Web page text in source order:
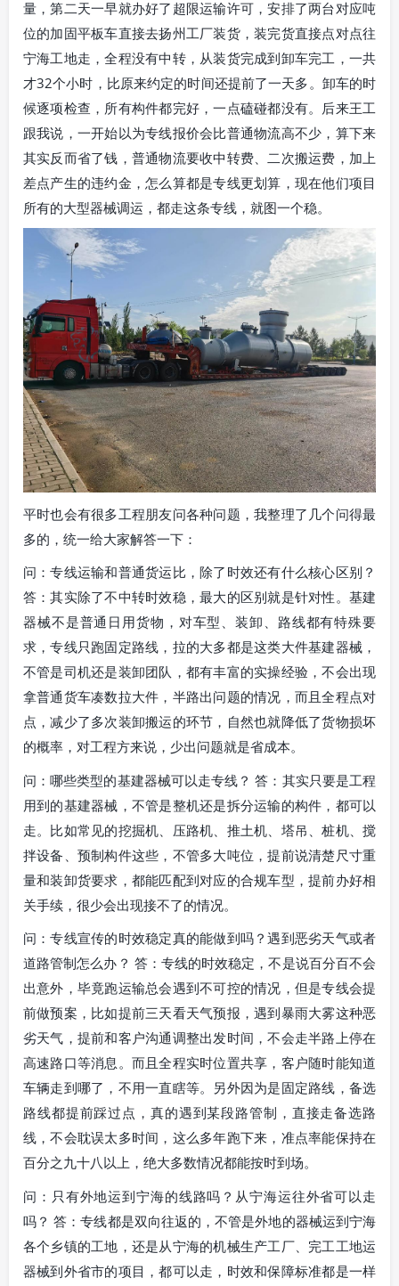
量，第二天一早就办好了超限运输许可，安排了两台对应吨
位的加固平板车直接去扬州工厂装货，装完货直接点对点往
宁海工地走，全程没有中转，从装货完成到卸车完工，一共
才32个小时，比原来约定的时间还提前了一天多。卸车的时
候逐项检查，所有构件都完好，一点磕碰都没有。后来王工
跟我说，一开始以为专线报价会比普通物流高不少，算下来
其实反而省了钱，普通物流要收中转费、二次搬运费，加上
差点产生的违约金，怎么算都是专线更划算，现在他们项目
所有的大型器械调运，都走这条专线，就图一个稳。
平时也会有很多工程朋友问各种问题，我整理了几个问得最
多的，统一给大家解答一下：
问：专线运输和普通货运比，除了时效还有什么核心区别？
答：其实除了不中转时效稳，最大的区别就是针对性。基建
器械不是普通日用货物，对车型、装卸、路线都有特殊要
求，专线只跑固定路线，拉的大多都是这类大件基建器械，
不管是司机还是装卸团队，都有丰富的实操经验，不会出现
拿普通货车凑数拉大件，半路出问题的情况，而且全程点对
点，减少了多次装卸搬运的环节，自然也就降低了货物损坏
的概率，对工程方来说，少出问题就是省成本。
问：哪些类型的基建器械可以走专线？ 答：其实只要是工程
用到的基建器械，不管是整机还是拆分运输的构件，都可以
走。比如常见的挖掘机、压路机、推土机、塔吊、桩机、搅
拌设备、预制构件这些，不管多大吨位，提前说清楚尺寸重
量和装卸货要求，都能匹配到对应的合规车型，提前办好相
关手续，很少会出现接不了的情况。
问：专线宣传的时效稳定真的能做到吗？遇到恶劣天气或者
道路管制怎么办？ 答：专线的时效稳定，不是说百分百不会
出意外，毕竟跑运输总会遇到不可控的情况，但是专线会提
前做预案，比如提前三天看天气预报，遇到暴雨大雾这种恶
劣天气，提前和客户沟通调整出发时间，不会走半路上停在
高速路口等消息。而且全程实时位置共享，客户随时能知道
车辆走到哪了，不用一直瞎等。另外因为是固定路线，备选
路线都提前踩过点，真的遇到某段路管制，直接走备选路
线，不会耽误太多时间，这么多年跑下来，准点率能保持在
百分之九十八以上，绝大多数情况都能按时到场。
问：只有外地运到宁海的线路吗？从宁海运往外省可以走
吗？ 答：专线都是双向往返的，不管是外地的器械运到宁海
各个乡镇的工地，还是从宁海的机械生产工厂、完工工地运
器械到外省市的项目，都可以走，时效和保障标准都是一样